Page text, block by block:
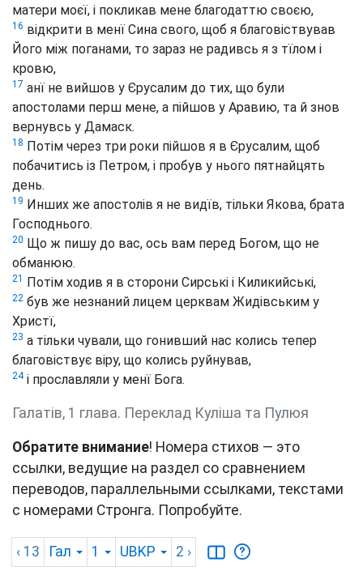
матери моєї, і покликав мене благодаттю своєю,
16 відкрити в менї Сина свого, щоб я благовіствував
Його між поганами, то зараз не радивсь я з тїлом і
кровю,
17 анї не вийшов у Єрусалим до тих, що були
апостолами перш мене, а пійшов у Аравию, та й знов
вернувсь у Дамаск.
18 Потім через три роки пійшов я в Єрусалим, щоб
побачитись із Петром, і пробув у нього пятнайцять
день.
19 Инших же апостолів я не видїв, тільки Якова, брата
Господнього.
20 Що ж пишу до вас, ось вам перед Богом, що не
обманюю.
21 Потім ходив я в сторони Сирські і Киликийські,
22 був же незнаний лицем церквам Жидівським у
Христї,
23 а тільки чували, що гонивший нас колись тепер
благовіствує віру, що колись руйнував,
24і прославляли у менї Бога.
Галатів, 1 глава. Переклад Куліша та Пулюя
Обратите внимание! Номера стихов — это
ссылки, ведущие на раздел со сравнением
переводов, параллельными ссылками, текстами
с номерами Стронга. Попробуйте.
‹ 13 Гал 1 UBKP 2 ›